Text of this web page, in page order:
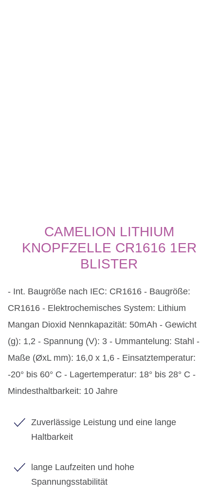
CAMELION LITHIUM
KNOPFZELLE CR1616 1ER
BLISTER
- Int. Baugröße nach IEC: CR1616 - Baugröße:
CR1616 - Elektrochemisches System: Lithium
Mangan Dioxid Nennkapazität: 50mAh - Gewicht
(g): 1,2 - Spannung (V): 3 - Ummantelung: Stahl -
Maße (ØxL mm): 16,0 x 1,6 - Einsatztemperatur:
-20° bis 60° C - Lagertemperatur: 18° bis 28° C -
Mindesthaltbarkeit: 10 Jahre
Zuverlässige Leistung und eine lange
Haltbarkeit
lange Laufzeiten und hohe
Spannungsstabilität